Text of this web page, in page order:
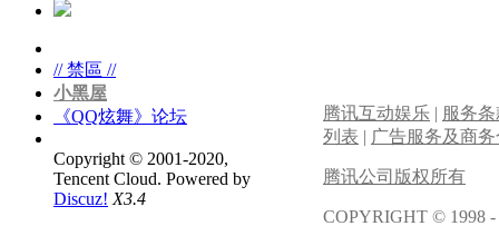
腾讯互动娱乐 | 服务
列表 | 广告服务及商
腾讯公司版权所有
COPYRIGHT © 1998
// 禁區 //
小黑屋
《QQ炫舞》论坛
Copyright © 2001-2020,
Tencent Cloud. Powered by
Discuz! X3.4